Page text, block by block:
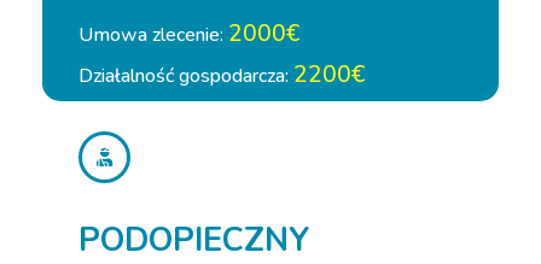
Umowa zlecenie: 2000€
Działalność gospodarcza: 2200€
PODOPIECZNY